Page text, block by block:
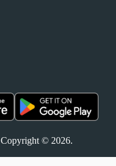
Copyright © 2026.